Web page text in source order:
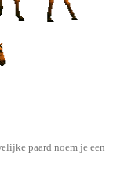
paard noem je een